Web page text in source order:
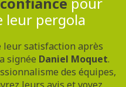
leur pergola
leur satisfaction après
signée Daniel Moquet.
des équipes,